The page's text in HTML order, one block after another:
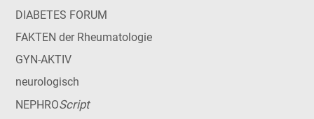
DIABETES FORUM
FAKTEN der Rheumatologie
GYN-AKTIV
neurologisch
NEPHROScript